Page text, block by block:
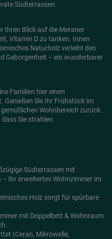
Südterrassen.
Ihren Blick auf die Meraner
Vitamin D zu tanken. Innen
Naturholz verleiht den
Geborgenheit – ein wunderbarer
Familien hier einen
Genießen Sie Ihr Frühstück im
Wohnbereich zurück.
Sie strahlen.
Südterrassen mit
– Ihr erweitertes Wohnzimmer im
Holz sorgt für spürbare
mit Doppelbett & Wohnraum
(Ceran, Mikrowelle,